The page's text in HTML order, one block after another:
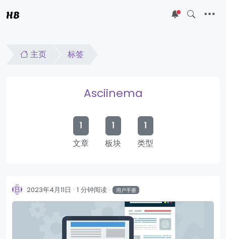
HB 5
主页 标签
Asciinema
1
文章
1
板块
1
类型
2023年4月11日 1 分钟阅读 用户手册